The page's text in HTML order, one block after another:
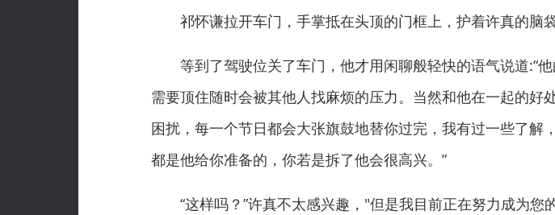
祁怀谦拉开车门，手掌抵在头顶的门框上，护着许真的脑袋
等到了驾驶位关了车门，他才用闲聊般轻快的语气说道:“
需要顶住随时会被其他人找麻烦的压力。当然和他在一起的
困扰，每一个节日都会大张旗鼓地替你过完，我有过一些了
都是他给你准备的，你若是拆了他会很高兴。”
“这样吗？”许真不太感兴趣，"但是我目前正在努力成为您